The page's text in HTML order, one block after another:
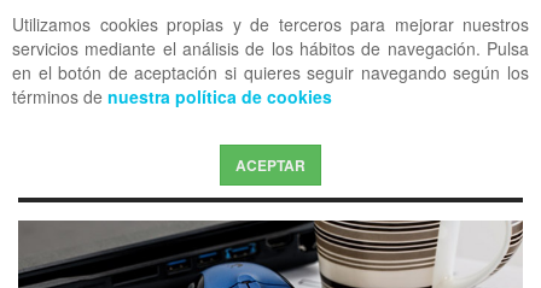
Utilizamos cookies propias y de terceros para mejorar nuestros
servicios mediante el análisis de los hábitos de navegación. Pulsa
en el botón de aceptación si quieres seguir navegando según los
términos de nuestra política de cookies
ACEPTAR
OFF CANVAS